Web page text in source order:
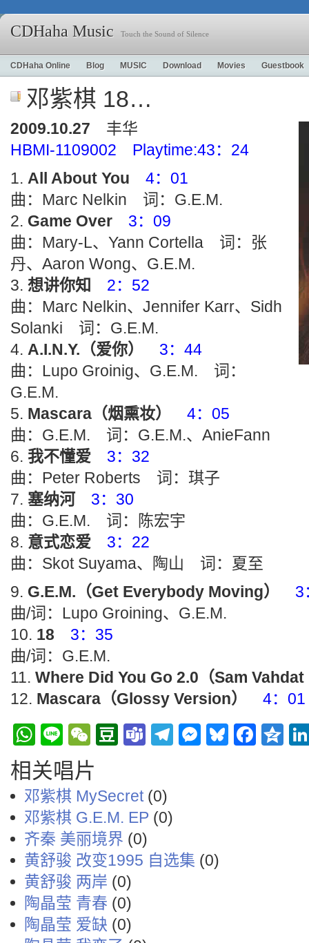
CDHaha Music Touch the Sound of Silence
CDHaha Online Blog MUSIC Download Movies Guestbook
邓紫棋 18…
2009.10.27 丰华
HBMI-1109002 Playtime:43：24
All About You
4：01
曲：Marc Nelkin 词：G.E.M.
Game Over
3：09
曲：Mary-L、Yann Cortella 词：张
丹、Aaron Wong、G.E.M.
想讲你知
2：52
曲：Marc Nelkin、Jennifer Karr、Sidh
Solanki 词：G.E.M.
A.I.N.Y.（爱你）
3：44
曲：Lupo Groinig、G.E.M. 词：
G.E.M.
Mascara（烟熏妆）
4：05
曲：G.E.M. 词：G.E.M.、AnieFann
我不懂爱
3：32
曲：Peter Roberts 词：琪子
塞纳河
3：30
曲：G.E.M. 词：陈宏宇
意式恋爱
3：22
曲：Skot Suyama、陶山 词：夏至
G.E.M.（Get Everybody Moving）
3
曲/词：Lupo Groining、G.E.M.
18
3：35
曲/词：G.E.M.
Where Did You Go 2.0（Sam
Mascara（Glossy Version）
4：01
WhatsApp
LineWeChat
Douban
TeamsTelegramBluesky
相关唱片
邓紫棋 MySecret(0)
邓紫棋 G.E.M. EP (0)
齐秦 美丽境界 (0)
黄舒骏 改变1995 自选集 (0)
黄舒骏 两岸 (0)
陶晶莹 青春 (0)
陶晶莹 爱缺 (0)